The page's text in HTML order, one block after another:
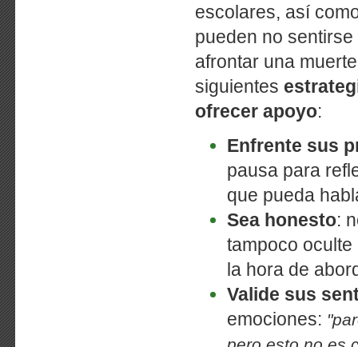
escolares, así
pueden no
afrontar una
siguientes
ofrecer apoyo:
Enfrente sus
pausa para
que pueda
Sea honesto:
tampoco
la hora de
Valide sus
emociones: